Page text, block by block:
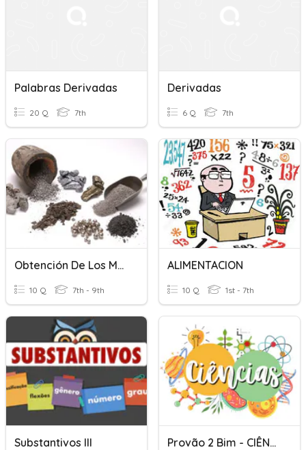
Palabras Derivadas
20 Q 7th
Derivadas
6 Q 7th
Obtención De Los Materiales
10 Q 7th - 9th
ALIMENTACION
10 Q 1st - 7th
Substantivos III Provão 2 Bim - CIÊNCIAS 7B